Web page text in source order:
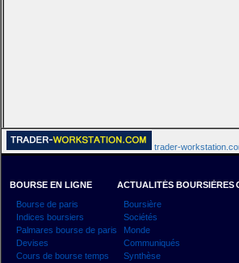
trader-
BOURSE EN LIGNE
Bourse de paris
Indices boursiers
Palmares bourse de paris
Devises
Cours de bourse temps
ACTUALITÉS BOURSIÈRES
Boursière
Sociétés
Monde
Communiqués
Synthèse